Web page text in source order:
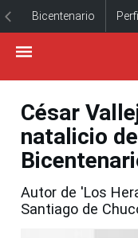
Bicentenario
César
natalicio
Autor de 'Los
Santiago de